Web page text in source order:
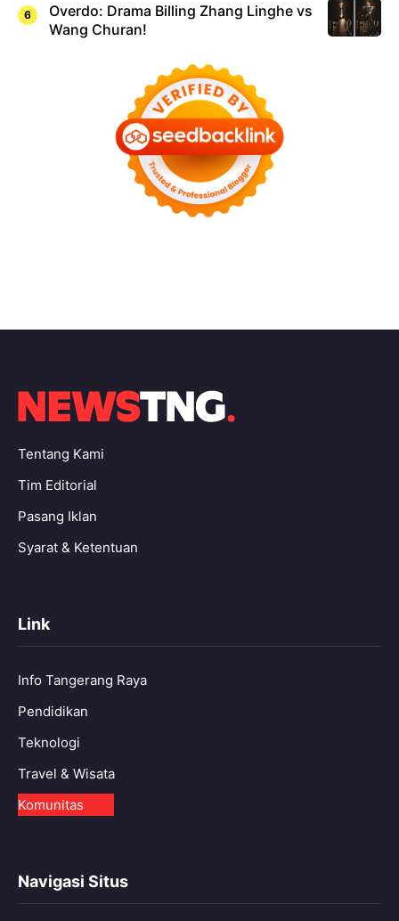
Overdo: Drama Billing Zhang Linghe vs
Wang Churan!
Tentang Kami
Tim Editorial
Pasang Iklan
Syarat & Ketentuan
Link
Info Tangerang Raya
Pendidikan
Teknologi
Travel & Wisata
Komunitas
Navigasi Situs